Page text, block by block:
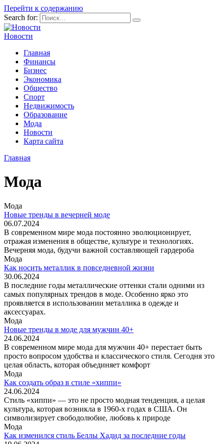
Перейти к содержанию
Search for:
Новости
Главная
Финансы
Бизнес
Экономика
Общество
Спорт
Недвижимость
Образование
Мода
Новости
Карта сайта
Главная
Мода
Мода
Новые тренды в вечерней моде
06.07.2024
В современном мире мода постоянно эволюционирует,
отражая изменения в обществе, культуре и технологиях.
Вечерняя мода, будучи важной составляющей гардероба
Мода
Как носить металлик в повседневной жизни
30.06.2024
В последние годы металлические оттенки стали одними из
самых популярных трендов в моде. Особенно ярко это
проявляется в использовании металлика в одежде и
аксессуарах.
Мода
Новые тренды в моде для мужчин 40+
24.06.2024
В современном мире мода для мужчин 40+ перестает быть
просто вопросом удобства и классического стиля. Сегодня это
целая область, которая объединяет комфорт
Мода
Как создать образ в стиле «хиппи»
24.06.2024
Стиль «хиппи» — это не просто модная тенденция, а целая
культура, которая возникла в 1960-х годах в США. Он
символизирует свободолюбие, любовь к природе
Мода
Как изменился стиль Беллы Хадид за последние годы